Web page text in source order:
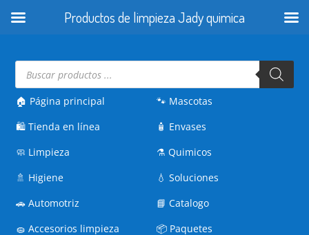
Búsqueda
productos
🏠 Página principal
🛍️Tienda en línea
🧼 Limpieza
🚿 Higiene
🚗Automotriz
🧽Accesorios limpieza
🐾 Mascotas
🧴 Envases
⚗️Quimicos
💧Soluciones
📘Catalogo
📦 Paquetes
Productos de limpieza Jady quimica